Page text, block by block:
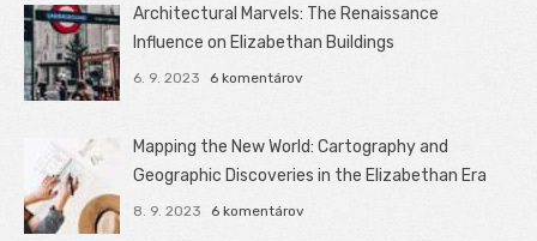
Architectural Marvels: The Renaissance
Influence on Elizabethan Buildings
6. 9. 2023 6 komentárov
Mapping the New World: Cartography and
Geographic Discoveries in the Elizabethan Era
8. 9. 2023 6 komentárov